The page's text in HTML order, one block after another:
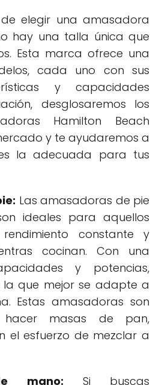
elegir una amasadora
hay una talla única que
Esta marca ofrece una
cada uno con sus
y capacidades
desglosaremos los
Hamilton Beach
y te ayudaremos a
la adecuada para tus
Las amasadoras de pie
ideales para aquellos
constante y
cocinan. Con una
y potencias,
la que mejor se adapte a
Estas amasadoras son
masas de pan,
el esfuerzo de mezclar a
mano: Si buscas